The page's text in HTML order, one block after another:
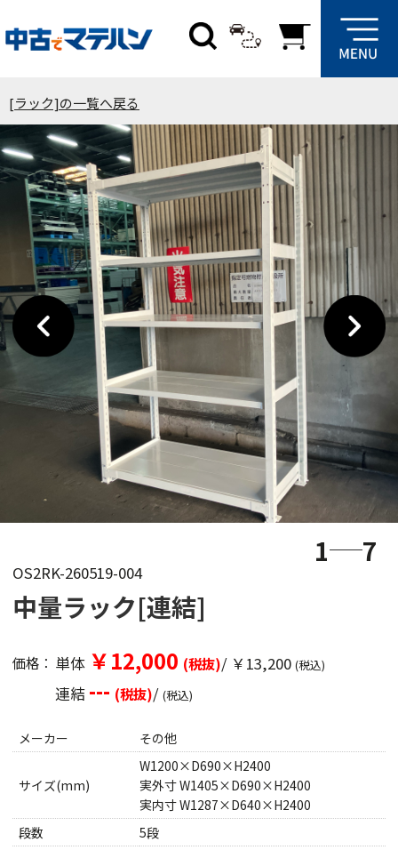
[ラック]の一覧へ戻る
1 7
OS2RK-260519-004
中量ラック[連結]
価格： 単体 ￥12,000 (税抜)/ ￥13,200 (税込)
連結 --- (税抜)/(税込)
メーカー その他
サイズ(mm)
W1200×D690×H2400
実外寸 W1405×D690×H2400
実内寸 W1287×D640×H2400
段数
5段